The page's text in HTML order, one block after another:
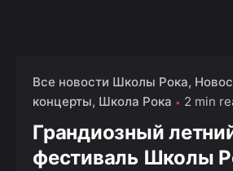
Все новости Школы Рока
концерты Школа Рока 2 min
Грандиозный
фестиваль Школы